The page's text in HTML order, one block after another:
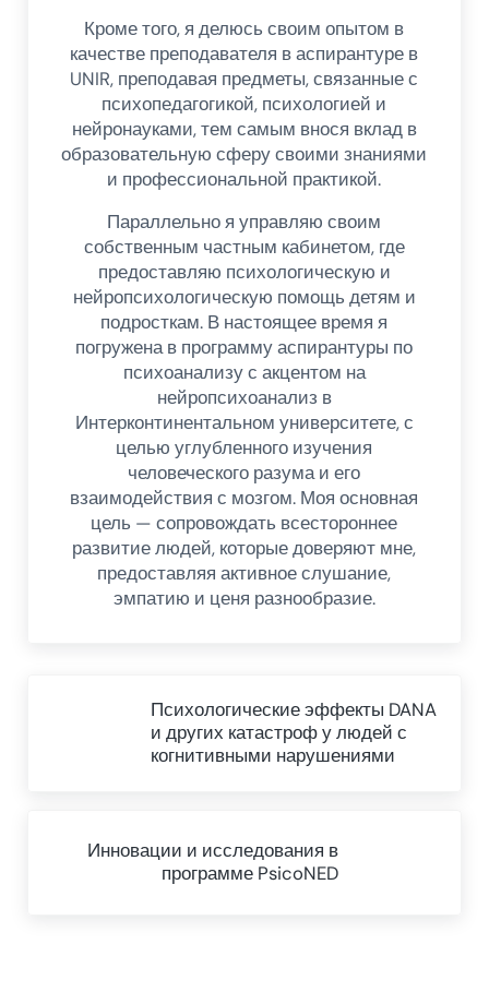
Кроме того, я делюсь своим опытом в
качестве преподавателя в аспирантуре в
UNIR, преподавая предметы, связанные с
психопедагогикой, психологией и
нейронауками, тем самым внося вклад в
образовательную сферу своими знаниями
и профессиональной практикой.
Параллельно я управляю своим
собственным частным кабинетом, где
предоставляю психологическую и
нейропсихологическую помощь детям и
подросткам. В настоящее время я
погружена в программу аспирантуры по
психоанализу с акцентом на
нейропсихоанализ в
Интерконтинентальном университете, с
целью углубленного изучения
человеческого разума и его
взаимодействия с мозгом. Моя основная
цель — сопровождать всестороннее
развитие людей, которые доверяют мне,
предоставляя активное слушание,
эмпатию и ценя разнообразие.
Психологические эффекты DANA
и других катастроф у людей с
когнитивными нарушениями
Инновации и исследования в
программе PsicoNED